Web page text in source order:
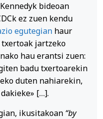
bideoan
ez zuen kendu
egutegian haur
txertoak jartzeko
hau erantsi zuen:
badu txertoarekin
duten nahiarekin,
[…].
ikusitakoan “by